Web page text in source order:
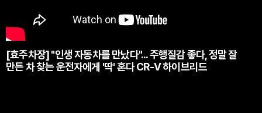
[효주차장] "인생 자동차를 만났다"... 주행질감 좋다, 정말 잘
만든 차 찾는 운전자에게 '딱' 혼다 CR-V 하이브리드